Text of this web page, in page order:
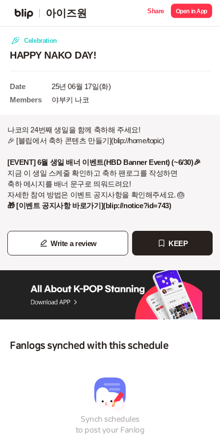
아이즈원 Share Open in App
Celebration
HAPPY NAKO DAY!
Date
Members
25년 06월 17일(화)
야부키 나코
나코의 24번째 생일을 함께 축하해 주세요!
🎉 [블립에서 축하 콘텐츠 만들기](blip://home/topic)
[EVENT] 6월 생일 배너 이벤트(HBD Banner Event) (~6/30)🎉
지금 이 생일 스케줄 확인하고 축하 팬로그를 작성하면
축하 메시지를 배너 문구로 띄워드려요!
자세한 참여 방법은 이벤트 공지사항을 확인해주세요. 🎂
🎁 [이벤트 공지사항 바로가기](blip://notice?id=743)
Write a review KEEP
Fanlogs synched with this schedule
Synch schedules
to post your Fanlog